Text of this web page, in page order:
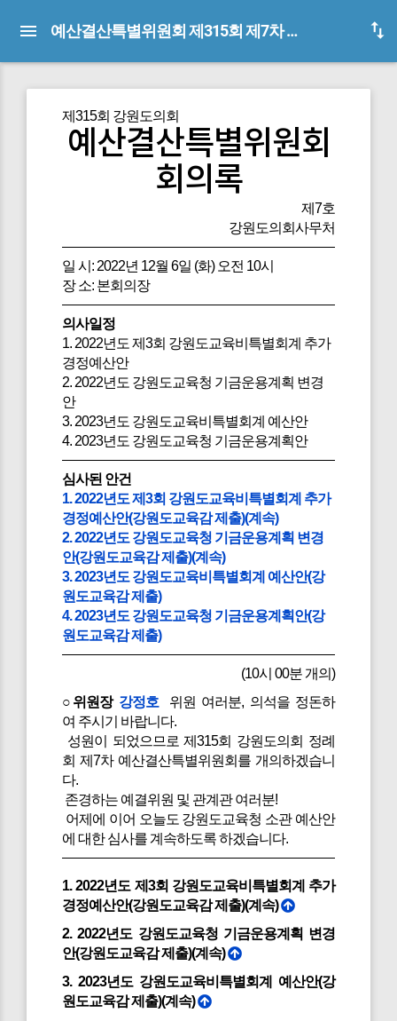
예산결산특별위원회 제315회 제7차 회의록
제315회 강원도의회
예산결산특별위원회
회의록
제7호
강원도의회사무처
일 시: 2022년 12월 6일 (화) 오전 10시
장 소: 본회의장
의사일정
1. 2022년도 제3회 강원도교육비특별회계 추가
경정예산안
2. 2022년도 강원도교육청 기금운용계획 변경
안
3. 2023년도 강원도교육비특별회계 예산안
4. 2023년도 강원도교육청 기금운용계획안
심사된 안건
1. 2022년도 제3회 강원도교육비특별회계 추가
경정예산안(강원도교육감 제출)(계속)
2. 2022년도 강원도교육청 기금운용계획 변경
안(강원도교육감 제출)(계속)
3. 2023년도 강원도교육비특별회계 예산안(강
원도교육감 제출)
4. 2023년도 강원도교육청 기금운용계획안(강
원도교육감 제출)
(10시 00분 개의)
○위원장 강정호위원 여러분, 의석을 정돈하
여 주시기 바랍니다.
성원이 되었으므로 제315회 강원도의회 정례
회 제7차 예산결산특별위원회를 개의하겠습니
다.
존경하는 예결위원 및 관계관 여러분!
어제에 이어 오늘도 강원도교육청 소관 예산안
에 대한 심사를 계속하도록 하겠습니다.
1. 2022년도 제3회 강원도교육비특별회계 추가
경정예산안(강원도교육감 제출)(계속)
2. 2022년도 강원도교육청 기금운용계획 변경
안(강원도교육감 제출)(계속)
3. 2023년도 강원도교육비특별회계 예산안(강
원도교육감 제출)(계속)